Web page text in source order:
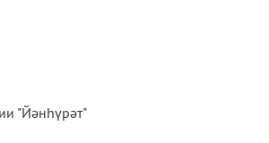
"Йәнһүрәт"